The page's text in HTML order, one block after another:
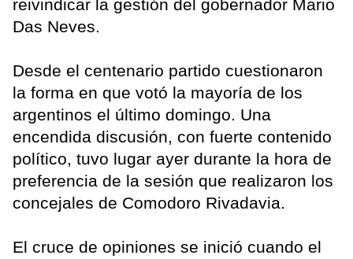
reivindicar la gestión del gobernador Mario
Das Neves.
Desde el centenario partido cuestionaron
la forma en que votó la mayoría de los
argentinos el último domingo. Una
encendida discusión, con fuerte contenido
político, tuvo lugar ayer durante la hora de
preferencia de la sesión que realizaron los
concejales de Comodoro Rivadavia.
El cruce de opiniones se inició cuando el